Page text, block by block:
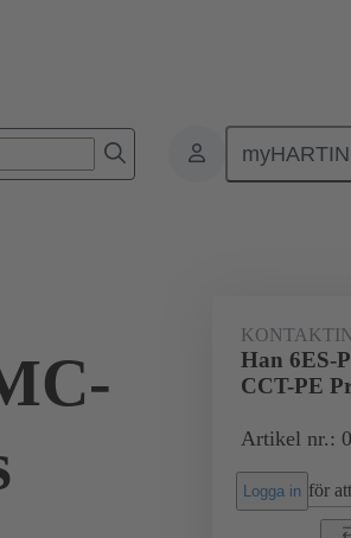
Monoblock kontaktinsatser
Han 6ES-
CCT-PE
Artikel nr.:
Logga in för